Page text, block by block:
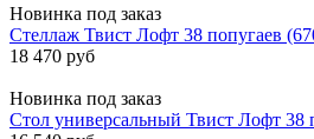
Новинка под заказ
Стеллаж Твист Лофт 38 попугаев
18 470 руб
Новинка под заказ
Стол универсальный Твист Лофт 38